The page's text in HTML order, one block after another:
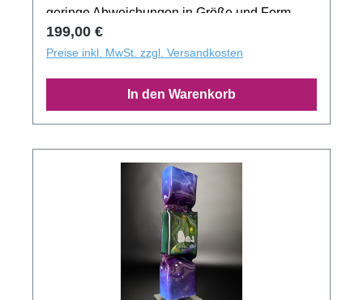
geringe Abweichungen in Größe und Form
gewollt. Das Produktbild zeigt nur ein Muster
der Motivserie. Jedes Exemplar aus der
Unikatcharakter!
Regulärer Preis:
199,00 €
Preise inkl. MwSt. zzgl. Versandkosten
In den Warenkorb